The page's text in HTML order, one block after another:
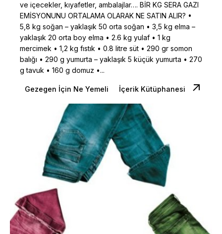
ve içecekler, kıyafetler, ambalajlar…. BİR KG SERA GAZI
EMİSYONUNU ORTALAMA OLARAK NE SATIN ALIR? •
5,8 kg soğan – yaklaşık 50 orta soğan • 3,5 kg elma –
yaklaşık 20 orta boy elma • 2.6 kg yulaf • 1 kg
mercimek • 1,2 kg fıstık • 0.8 litre süt • 290 gr somon
balığı • 290 g yumurta – yaklaşık 5 küçük yumurta • 270
g tavuk • 160 g domuz •...
Gezegen İçin Ne Yemeli İçerik Kütüphanesi
Posted by
Dilara Koçak